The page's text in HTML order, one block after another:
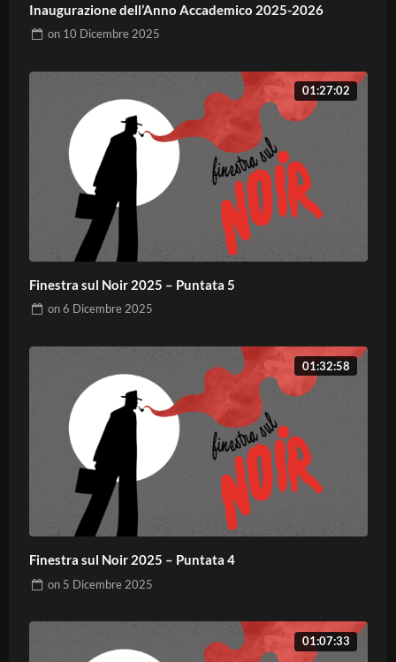
Inaugurazione dell’Anno Accademico 2025-2026
on 10 Dicembre 2025
01:27:02
Finestra sul Noir 2025 – Puntata 5
on6 Dicembre 2025
01:32:58
Finestra sul Noir 2025 – Puntata 4
on 5 Dicembre 2025
01:07:33